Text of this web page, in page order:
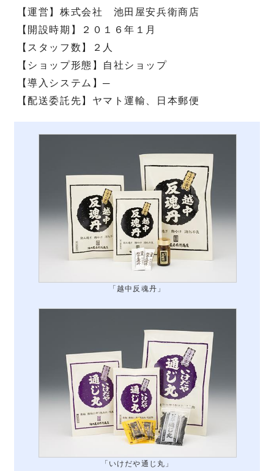
【運営】株式会社 池田屋安兵衛商店
【開設時期】２０１６年１月
【スタッフ数】２人
【ショップ形態】自社ショップ
【導入システム】─
【配送委託先】ヤマト運輸、日本郵便
「越中反魂丹」
「いけだや通じ丸」